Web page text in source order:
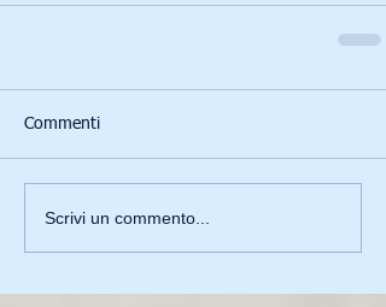
Commenti
Scrivi un commento...